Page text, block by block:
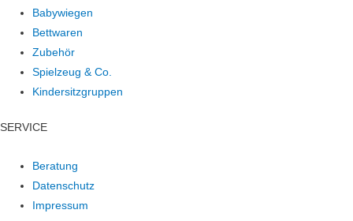
Babywiegen
Bettwaren
Zubehör
Spielzeug & Co.
Kindersitzgruppen
SERVICE
Beratung
Datenschutz
Impressum